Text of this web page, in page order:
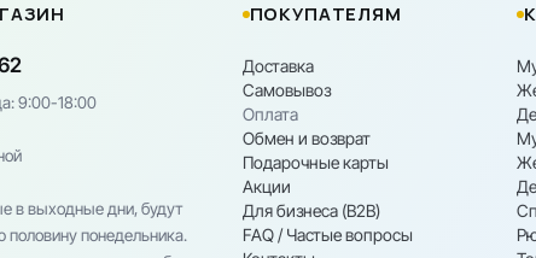
9:00-18:00
в выходные дни, будут
понедельника.
ПОКУПАТЕЛЯМ
Доставка
Самовывоз
Оплата
Обмен и возврат
Подарочные карты
Акции
Для бизнеса (B2B)
FAQ / Частые вопросы